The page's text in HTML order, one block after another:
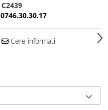
C2439
0746.30.30.17
Cere informatii